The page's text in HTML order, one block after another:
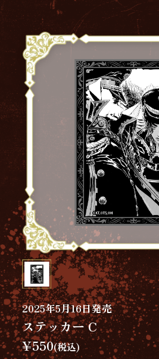
2025年5月16日発売
ステッカー C
¥550(税込)